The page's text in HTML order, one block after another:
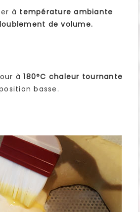
à température ambiante
de volume.
à180°C chaleur tournante
basse.